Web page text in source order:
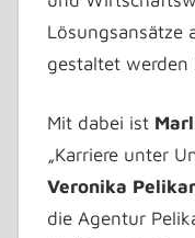
Lösungsansätze
gestaltet werden
Mit dabei ist
„Karriere unter
Veronika
die Agentur